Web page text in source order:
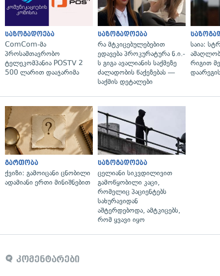
საზოგადოება
ComCom-მა
პროსამთავრობო
ტელეკომპანია POSTV 2
500 ლარით დააჯარიმა
საზოგადოება
რა მტკიცებულებებით
ედავება პროკურატურა ნ.ი.-
ს გიგა ავალიანის საქმეზე
ძალადობის წაქეზებას —
საქმის დეტალები
საია:
რიგით
გართობა
ქვიზი: გამოიცანი ცნობილი
ადამიანი ერთი მინიშნებით
საზოგადოება
ცელიანი სიკვდილივით
გამოწყობილი კაცი,
რომელიც პაციენტებს
სახურავიდან
აშტერდებოდა, ამტკიცებს,
რომ ყვავი იყო
კომენტარები